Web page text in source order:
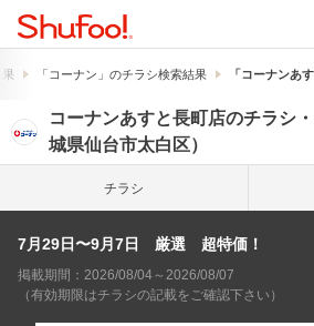
「コーナン」のチラシ検索結果 「コーナンあ
コーナンあすと長町店のチラシ
城県仙台市太白区）
チラシ
7月29日〜9月7日 厳選 超特価！
掲載期間：2026/08/04～2026/08/07
（有効期限はチラシの記載をご確認下さい）